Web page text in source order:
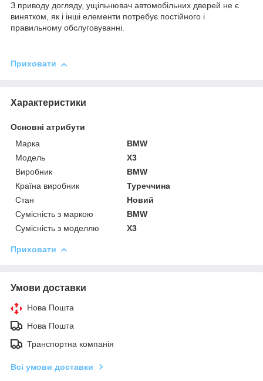
З приводу догляду, ущільнювач автомобільних дверей не є
винятком, як і інші елементи потребує постійного і
правильному обслуговуванні.
Приховати
Характеристики
Основні атрибути
Марка
BMW
Модель
X3
Виробник
BMW
Країна виробник
Туреччина
Стан
Новий
Сумісність з маркою
BMW
Сумісність з моделлю
X3
Приховати
Умови доставки
Нова Пошта
Нова Пошта
Транспортна компанія
Всі умови доставки